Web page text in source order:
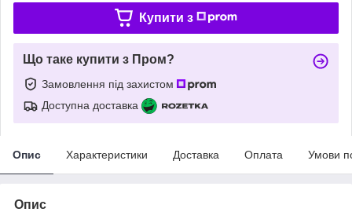
Купити з
Що таке купити з Пром?
Замовлення під захистом
Доступна доставка
Опис Характеристики Доставка Оплата Умови
Опис